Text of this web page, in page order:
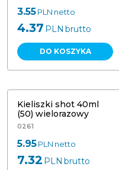
3.55PLN netto
4.37 PLN brutto
DO KOSZYKA
Kieliszki shot 40ml
(50) wielorazowy
0261
5.95PLN netto
7.32 PLN brutto